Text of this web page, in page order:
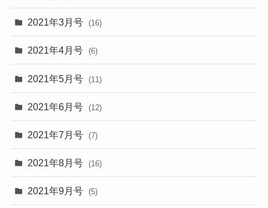
2021年3月号 (16)
2021年4月号 (6)
2021年5月号 (11)
2021年6月号 (12)
2021年7月号 (7)
2021年8月号 (16)
2021年9月号 (5)